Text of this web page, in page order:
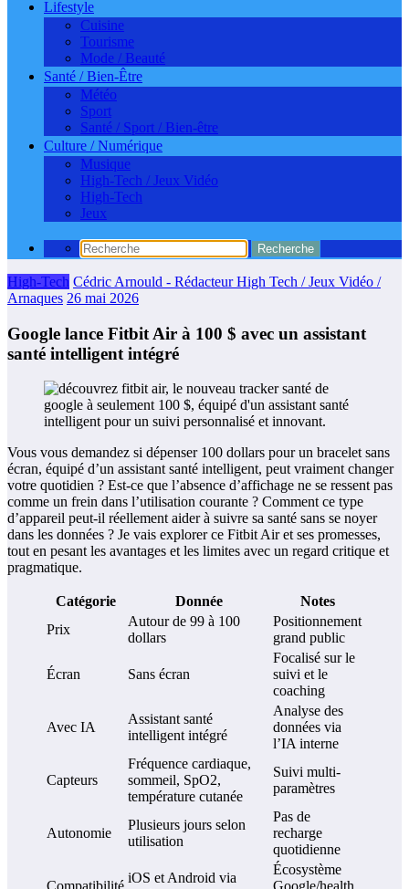
Lifestyle
Cuisine
Tourisme
Mode / Beauté
Santé / Bien-Être
Météo
Sport
Santé / Sport / Bien-être
Culture / Numérique
Musique
High-Tech / Jeux Vidéo
High-Tech
Jeux
High-Tech Cédric Arnould - Rédacteur High Tech / Jeux Vidéo /
Arnaques 26 mai 2026
Google lance Fitbit Air à 100 $ avec un assistant
santé intelligent intégré
Vous vous demandez si dépenser 100 dollars pour un bracelet sans
écran, équipé d’un assistant santé intelligent, peut vraiment changer
votre quotidien ? Est-ce que l’absence d’affichage ne se ressent pas
comme un frein dans l’utilisation courante ? Comment ce type
d’appareil peut-il réellement aider à suivre sa santé sans se noyer
dans les données ? Je vais explorer ce Fitbit Air et ses promesses,
tout en pesant les avantages et les limites avec un regard critique et
pragmatique.
Catégorie Donnée
Notes
Prix
Autour de 99 à 100
dollars
Positionnement
grand public
Écran Sans écran
Focalisé sur le
suivi et le
coaching
Avec IA
Assistant santé
intelligent intégré
Analyse des
données via
l’IA interne
Capteurs
Fréquence cardiaque,
sommeil, SpO2,
température cutanée
Suivi multi-
paramètres
Autonomie
Plusieurs jours selon
utilisation
Pas de
recharge
quotidienne
iOS et Android via
Écosystème